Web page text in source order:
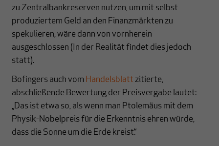
zu Zentralbankreserven nutzen, um mit selbst
produziertem Geld an den Finanzmärkten zu
spekulieren, wäre dann von vornherein
ausgeschlossen (In der Realität findet dies jedoch
statt).
Bofingers auch vom Handelsblatt zitierte,
abschließende Bewertung der Preisvergabe lautet:
„Das ist etwa so, als wenn man Ptolemäus mit dem
Physik-Nobelpreis für die Erkenntnis ehren würde,
dass die Sonne um die Erde kreist.“